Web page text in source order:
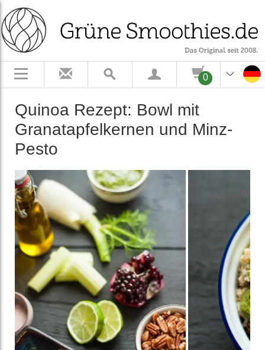
0
Quinoa Rezept: Bowl mit
Granat­apfel­kernen und Minz-
Pesto